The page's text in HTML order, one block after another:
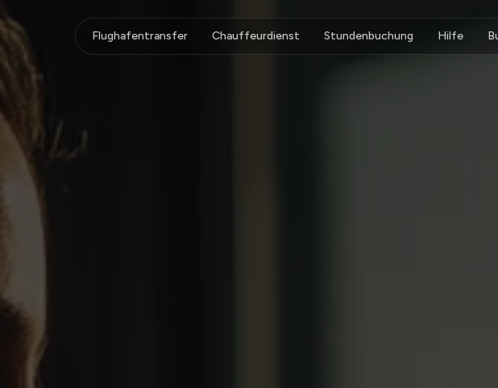
Flughafentransfer Chauffeurdienst Stundenbuchung Hilfe